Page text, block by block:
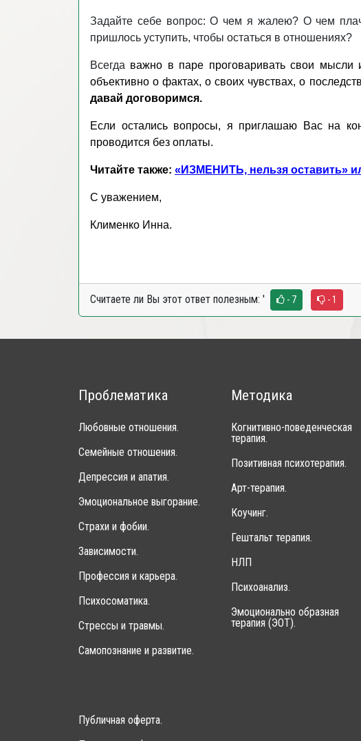
Задайте себе вопрос: О чем я жалею? О чем
пришлось уступить, чтобы остаться в отношениях?
Всегда важно в паре проговаривать свои
объективно о фактах, о своих чувствах, о
давай договоримся.
Если остались вопросы, я приглашаю Вас на
проводится без оплаты.
Читайте также: «ИЗМЕНИТЬ, нельзя оставить»
С уважением,
Клименко Инна.
Считаете ли Вы этот ответ полезным: ' - 7 - 1
Проблематика
Любовные отношения.
Семейные отношения.
Депрессия и апатия.
Эмоциональное выгорание.
Страхи и фобии.
Зависимости.
Профессия и карьера.
Психосоматика.
Стрессы и травмы.
Самопознание и развитие.
Методика
Когнитивно-поведенческая
терапия.
Позитивная психотерапия.
Арт-терапия.
Коучинг.
Гештальт терапия.
НЛП
Психоанализ.
Эмоционально образная
терапия (ЭОТ).
Публичная оферта.